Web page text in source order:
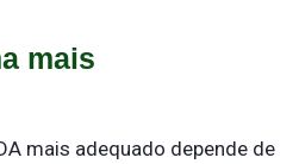
mais
mais adequado depende de